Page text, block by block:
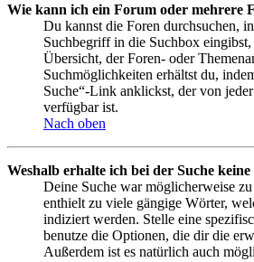
Wie kann ich ein Forum oder mehrere
Du kannst die Foren durchsuchen,
Suchbegriff in die Suchbox
Übersicht, der Foren- oder
Suchmöglichkeiten erhältst du,
Suche“-Link anklickst, der von
verfügbar ist.
Nach oben
Weshalb erhalte ich bei der Suche keine
Deine Suche war möglicherweise
enthielt zu viele gängige Wörter,
indiziert werden. Stelle eine
benutze die Optionen, die dir die
Außerdem ist es natürlich auch